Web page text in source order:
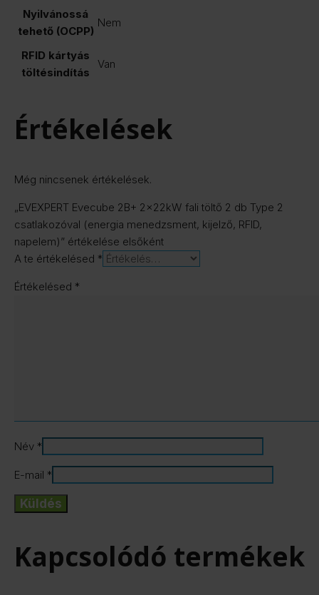
Nyilvánossá
tehető (OCPP)
Nem
RFID kártyás
töltésindítás
Van
Értékelések
Még nincsenek értékelések.
„EVEXPERT Evecube 2B+ 2x22kW fali töltő 2 db Type 2
csatlakozóval (energia menedzsment, kijelző, RFID,
napelem)” értékelése elsőként
A te értékelésed *
Értékelésed *
Név *
E-mail *
Kapcsolódó termékek